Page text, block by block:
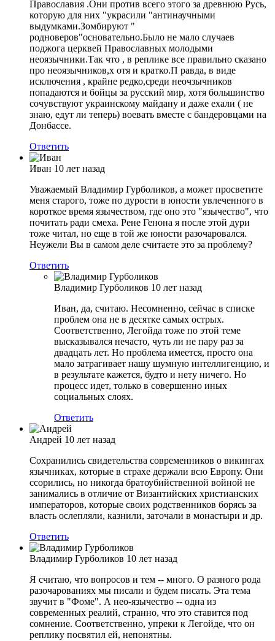
Православия .Они против всего этого за древнюю Русь,
которую для них "украсили "антинаучными
выдумками.Зомбируют "
родноверов"основательно.Было не мало случаев
поджога церквей Православных молодыми
неоязычники.Так что , в реплике все правильно сказано
про неоязычников,х отя и кратко.П равда, в виде
исключения , крайне редко,среди неочзычников
попадаются и бойцы за русский мир, хотя большинство
сочувствуют украинскому майдану и даже ехали ( не
знаю, едут ли теперь) воевать вместе с бандеровцами на
Донбассе.
Ответить
Иван 10 лет назад
Уважаемый Владимир Гурболиков, а может просветите
меня старого, тоже по дурости в юности увлеченного в
короткое время язычеством, где оно это "язычество", что
почитать ради смеха. Рене Генона я после этой дури
тоже читал, но еще в той же юности разочаровался.
Неужели Вы в самом деле считаете это за проблему?
Ответить
Владимир Гурболиков 10 лет назад
Иван, да, считаю. Несомненно, сейчас в списке
проблем она не в десятке самых острых.
Соответственно, Легойда тоже по этой теме
высказывался нечасто, чуть ли не пару раз за
двадцать лет. Но проблема имеется, просто она
мало затрагивает нашу шумную интеллигенцию, и
в результате кажется, будто и нету ничего. Но
процесс идет, только в совершенно иных
социальных слоях.
Ответить
Андрей 10 лет назад
Сохранились свидетельства современников о викингах
язычниках, которые в страхе держали всю Европу. Они
ссорились, но никогда братоубийственной войной не
занимались в отличие от Византийских христианских
императоров, которые своих родственников борясь за
власть ослепляли, казнили, заточали в монастыри и др.
Ответить
Владимир Гурболиков 10 лет назад
Я считаю, что вопросов и тем -- много. О разного рода
разочарованиях мы писали и будем писать. Эта тема
звучит в "Фоме". А нео-язычество -- одна из
современных реалий, странно, что это ставится под
сомнение. Соответственно, упреки к Легойде, что он
реплику посвятил ей, непонятны.